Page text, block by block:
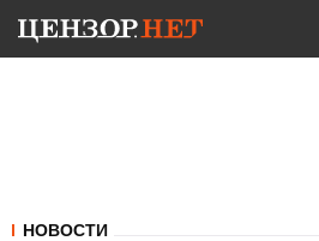
НОВОСТИ